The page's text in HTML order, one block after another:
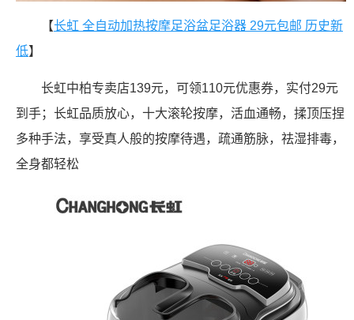
【长虹 全自动加热按摩足浴盆足浴器 29元包邮 历史新
低】
长虹中柏专卖店139元，可领110元优惠券，实付29元
到手；长虹品质放心，十大滚轮按摩，活血通畅，揉顶压捏
多种手法，享受真人般的按摩待遇，疏通筋脉，祛湿排毒，
全身都轻松